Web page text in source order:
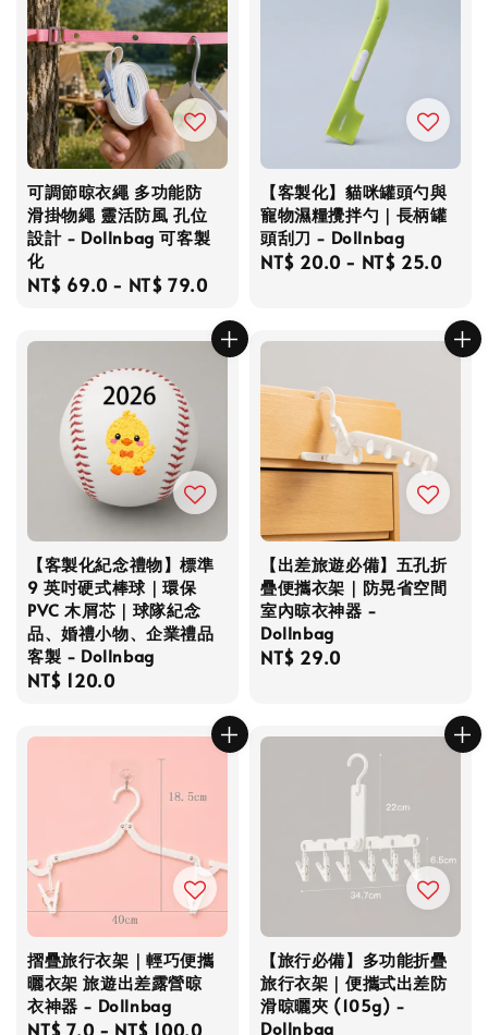
可調節晾衣繩 多功能防
滑掛物繩 靈活防風 孔位
設計 - Dollnbag 可客製
化
Regular
NT$ 69.0 - NT$ 79.0
【客製化】貓咪罐頭勺與
寵物濕糧攪拌勺｜長柄罐
頭刮刀 - Dollnbag
Regular
NT$ 20.0 - NT$ 25.0
【客製化紀念禮物】標準
9 英吋硬式棒球｜環保
PVC 木屑芯｜球隊紀念
品、婚禮小物、企業禮品
客製 - Dollnbag
Regular
NT$ 120.0
【出差旅遊必備】五孔折
疊便攜衣架｜防晃省空間
室內晾衣神器 -
Dollnbag
Regular
NT$ 29.0
摺疊旅行衣架｜輕巧便攜
曬衣架 旅遊出差露營晾
衣神器 - Dollnbag
Regular
NT$ 7.0 - NT$ 100.0
【旅行必備】多功能折疊
旅行衣架｜便攜式出差防
滑晾曬夾 (105g) -
Dollnbag